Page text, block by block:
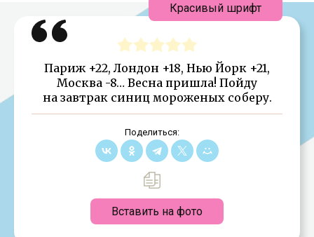
Париж +22, Лондон +18, Нью Йорк +21,
Москва -8… Весна пришла! Пойду
на завтрак синиц мороженых соберу.
Поделиться:
Вставить на фото
Красивый шрифт